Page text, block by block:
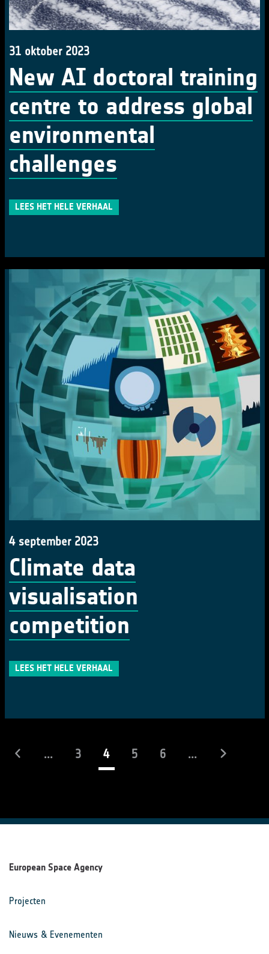
31 oktober 2023
New AI doctoral training
centre to address global
environmental
challenges
LEES HET HELE VERHAAL
4 september 2023
Climate data
visualisation
competition
LEES HET HELE VERHAAL
... 3 4(actueel)
5 6 ...
European Space Agency
Projecten
Nieuws & Evenementen